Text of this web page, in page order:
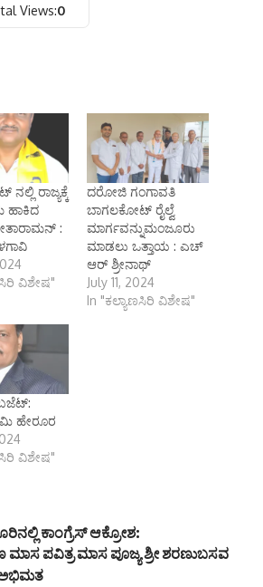
Views:0
ನಲ್ಲಿ ರಾಜ್ಯಕ್ಕೆ
ಹಾಕಿದ
:
ವಿಶೇಷ"
ದರೋಜಿ ಗಂಗಾವತಿ
ಬಾಗಲಕೋಟ್ ರೈಲ್ವೆ
ಮಾರ್ಗವನ್ನುಮಂಜೂರು
ಮಾಡಲು ಒತ್ತಾಯ : ಎಚ್
ಆರ್ ಶ್ರೀನಾಥ್
July 11, 2024
In "ಕಲ್ಯಾಣಸಿರಿ ವಿಶೇಷ"
ಹೇರೂರ
ವಿಶೇಷ"
ಕಾಂಗ್ರೆಸ್ ಆಕ್ರೋಶ:
ಮಾಸ ಪವಿತ್ರ ಮಾಸ ಪೂಜ್ಯ ಶ್ರೀ ಶರಣುಬಸವ
ಅಭಿಮತ